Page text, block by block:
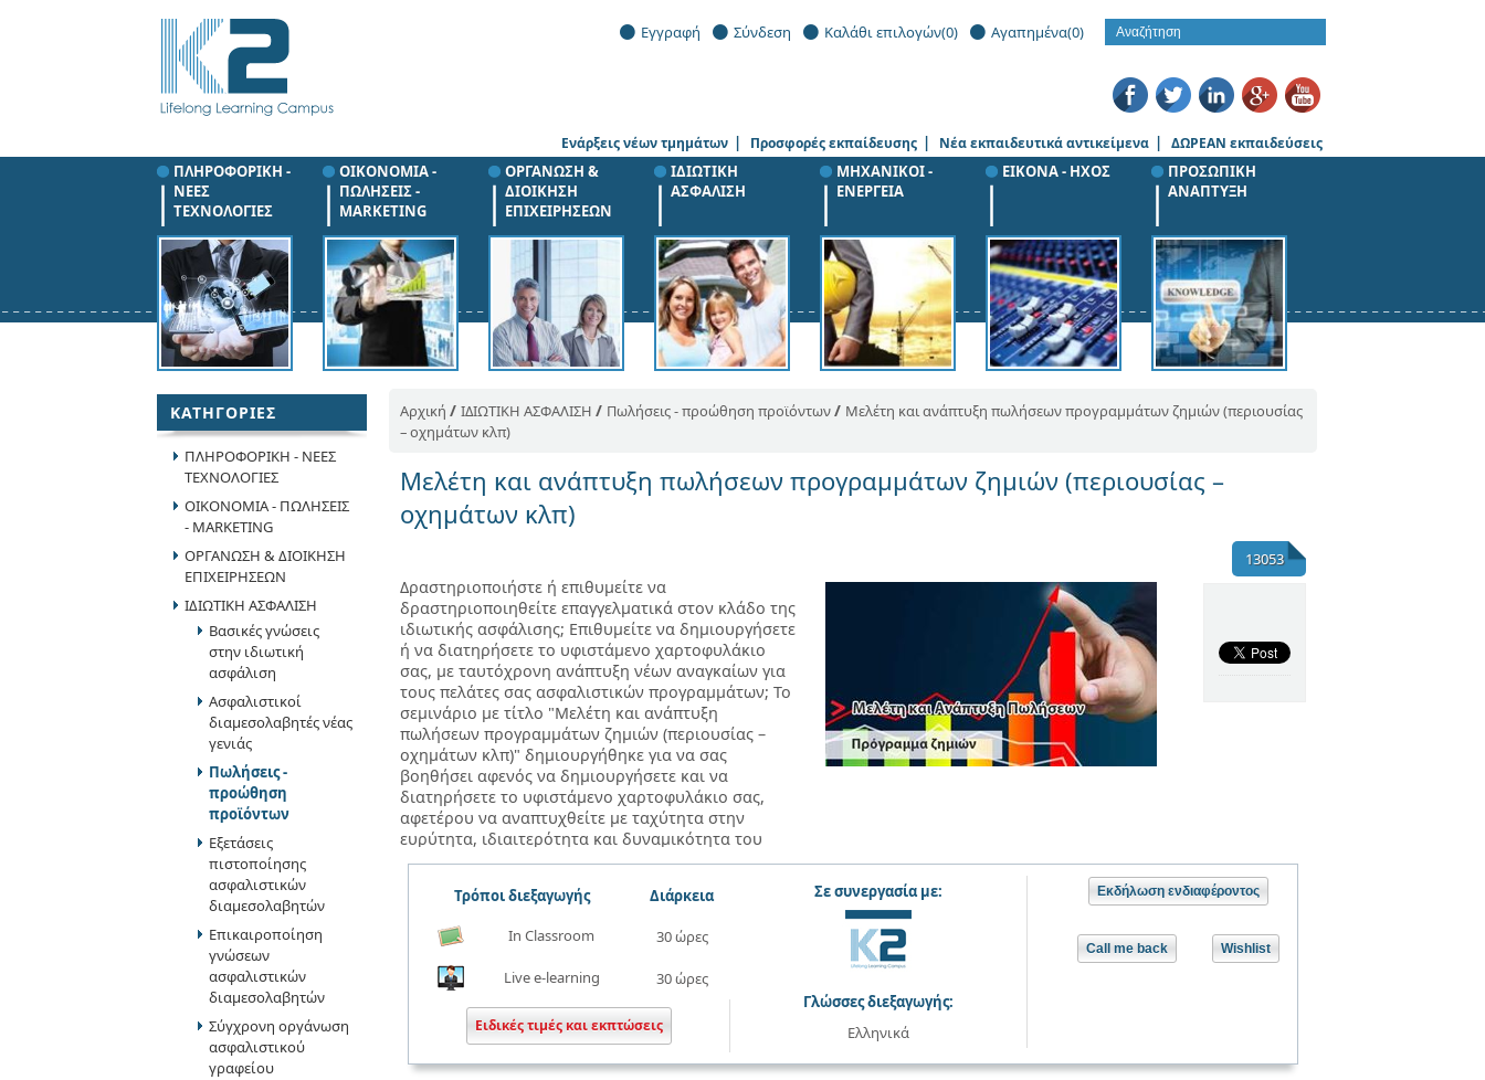
Εγγραφή Σύνδεση Καλάθι επιλογών(0) Αγαπημένα(0)
Ενάρξεις νέων τμημάτων | Προσφορές εκπαίδευσης | Νέα εκπαιδευτικά αντικείμενα | ΔΩΡΕΑΝ εκπαιδεύσεις
ΠΛΗΡΟΦΟΡΙΚΗ -
ΝΕΕΣ
ΤΕΧΝΟΛΟΓΙΕΣ
ΟΙΚΟΝΟΜΙΑ -
ΠΩΛΗΣΕΙΣ -
MARKETING
ΟΡΓΑΝΩΣΗ &
ΔΙΟΙΚΗΣΗ
ΕΠΙΧΕΙΡΗΣΕΩΝ
ΙΔΙΩΤΙΚΗ
ΑΣΦΑΛΙΣΗ
ΜΗΧΑΝΙΚΟΙ -
ΕΝΕΡΓΕΙΑ
ΕΙΚΟΝΑ - ΗΧΟΣ
ΠΡΟΣΩΠΙΚΗ
ΑΝΑΠΤΥΞΗ
ΚΑΤΗΓΟΡΙΕΣ
ΠΛΗΡΟΦΟΡΙΚΗ - ΝΕΕΣ
ΤΕΧΝΟΛΟΓΙΕΣ
ΟΙΚΟΝΟΜΙΑ - ΠΩΛΗΣΕΙΣ
- MARKETING
ΟΡΓΑΝΩΣΗ & ΔΙΟΙΚΗΣΗ
ΕΠΙΧΕΙΡΗΣΕΩΝ
ΙΔΙΩΤΙΚΗ ΑΣΦΑΛΙΣΗ
Βασικές γνώσεις
στην ιδιωτική
ασφάλιση
Ασφαλιστικοί
διαμεσολαβητές νέας
γενιάς
Πωλήσεις -
προώθηση
προϊόντων
Εξετάσεις
πιστοποίησης
ασφαλιστικών
διαμεσολαβητών
Επικαιροποίηση
γνώσεων
ασφαλιστικών
διαμεσολαβητών
Σύγχρονη οργάνωση
ασφαλιστικού
γραφείου
Αρχική / ΙΔΙΩΤΙΚΗ ΑΣΦΑΛΙΣΗ / Πωλήσεις - προώθηση προϊόντων/ Μελέτη και ανάπτυξη πωλήσεων προγραμμάτων ζημιών (περιουσίας
– οχημάτων κλπ)
Μελέτη και ανάπτυξη πωλήσεων προγραμμάτων ζημιών (περιουσίας –
οχημάτων κλπ)
13053
Δραστηριοποιήστε ή επιθυμείτε να
δραστηριοποιηθείτε επαγγελματικά στον κλάδο της
ιδιωτικής ασφάλισης; Επιθυμείτε να δημιουργήσετε
ή να διατηρήσετε το υφιστάμενο χαρτοφυλάκιο
σας, με ταυτόχρονη ανάπτυξη νέων αναγκαίων για
τους πελάτες σας ασφαλιστικών προγραμμάτων; Το
σεμινάριο με τίτλο "Μελέτη και ανάπτυξη
πωλήσεων προγραμμάτων ζημιών (περιουσίας –
οχημάτων κλπ)" δημιουργήθηκε για να σας
βοηθήσει αφενός να δημιουργήσετε και να
διατηρήσετε το υφιστάμενο χαρτοφυλάκιο σας,
αφετέρου να αναπτυχθείτε με ταχύτητα στην
ευρύτητα, ιδιαιτερότητα και δυναμικότητα του
κλάδου ζημιών.
Τρόποι διεξαγωγής
Διάρκεια
In Classroom
30 ώρες
Live e-learning 30 ώρες
Ειδικές τιμές και εκπτώσεις
Σε συνεργασία με:
Γλώσσες διεξαγωγής:
Ελληνικά